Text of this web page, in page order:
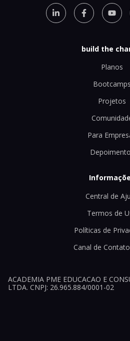
build the
Planos
Bootcamps
Projetos
Para
Central de
Termos de
Políticas de
Canal de
ACADEMIA PME EDUCACAO E
LTDA. CNPJ: 26.965.884/0001-02